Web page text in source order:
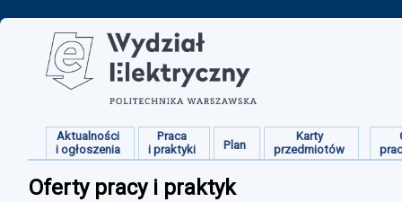
Aktualności
i ogłoszenia
Praca
i praktyki
Plan
Karty
przedmiotów
Oferty pracy i praktyk